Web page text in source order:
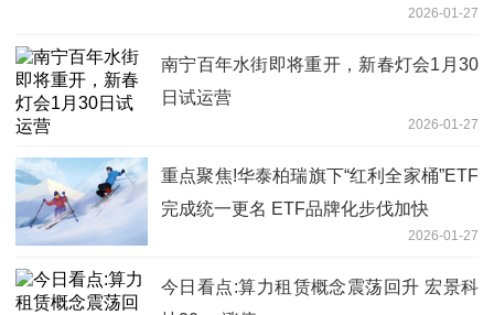
2026-01-27
南宁百年水街即将重开，新春灯会1月30
日试运营
2026-01-27
重点聚焦!华泰柏瑞旗下“红利全家桶”ETF
完成统一更名 ETF品牌化步伐加快
2026-01-27
今日看点:算力租赁概念震荡回升 宏景科